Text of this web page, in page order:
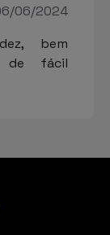
06/2024
bem
de fácil